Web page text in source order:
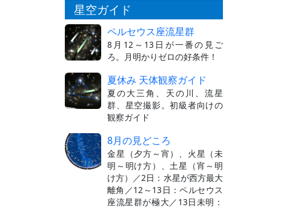
星空ガイド
ペルセウス座流星群
8月12～13日が一番の見ご
ろ。月明かりゼロの好条件！
夏休み 天体観察ガイド
夏の大三角、天の川、流星
群、星空撮影。初級者向けの
観察ガイド
8月の見どころ
金星（夕方～宵）、火星（未
明～明け方）、土星（宵～明
け方）／2日：水星が西方最大
離角／12～13日：ペルセウス
座流星群が極大／13日未明：